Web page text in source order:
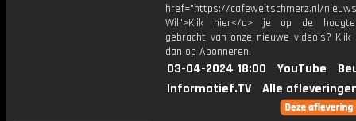
href="https://cafeweltschmerz.nl/
Wil">Klik hier</a> je op de
gebracht van onze nieuwe video's? Klik
dan op Abonneren!
03-04-2024 18:00 YouTube
Informatief.TV
Alle